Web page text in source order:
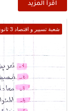
اقرأ المزيد
شعبة تسيير و اقتصاد 3 ثانوي